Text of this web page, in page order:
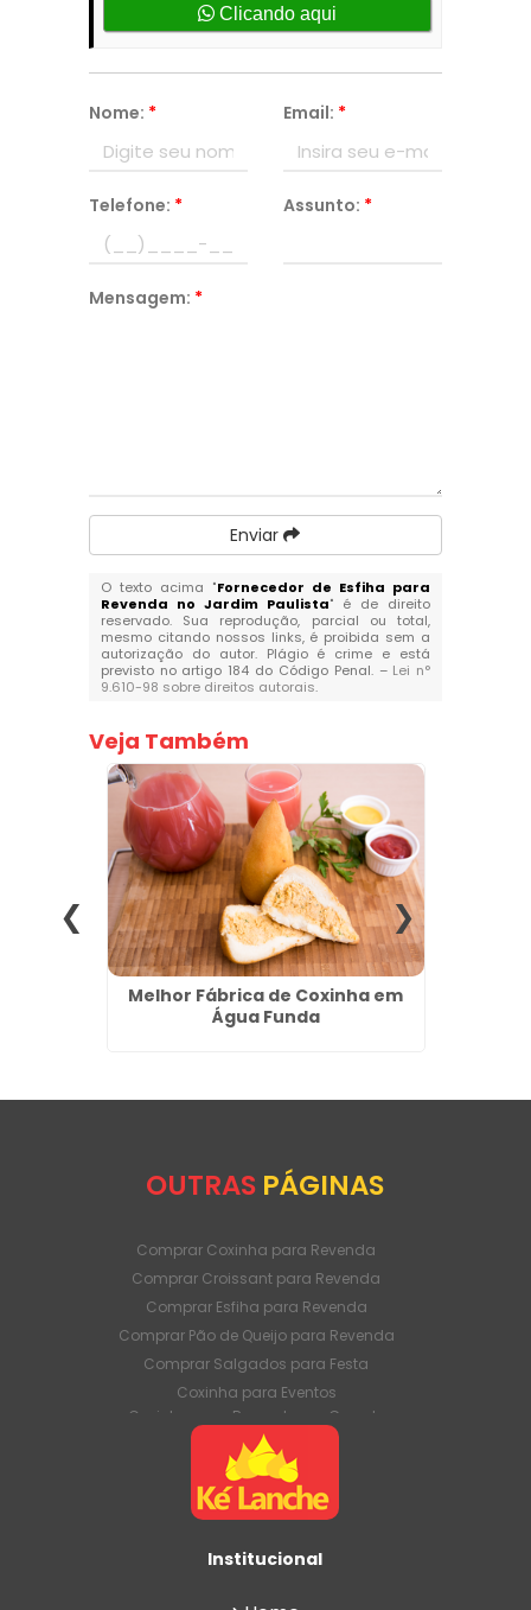
Clicando aqui
Nome: * Email: *
Telefone: * Assunto: *
Mensagem: *
Enviar
O texto acima "Fornecedor de Esfiha para
Revenda no Jardim Paulista" é de direito
reservado. Sua reprodução, parcial ou total,
mesmo citando nossos links, é proibida sem a
autorização do autor. Plágio é crime e está
previsto no artigo 184 do Código Penal. – Lei n°
9.610-98 sobre direitos autorais.
Veja Também
Melhor Fábrica de Coxinha em
Água Funda
OUTRAS PÁGINAS
Comprar Coxinha para Revenda
Comprar Croissant para Revenda
Comprar Esfiha para Revenda
Comprar Pão de Queijo para Revenda
Comprar Salgados para Festa
Coxinha para Eventos
Coxinha para Revenda em Grande
Quantidade
Coxinha para Venda Direto da Fábrica
Coxinha para Venda em Atacado
Croissant para Revenda em Grande
Croissant para Venda Direto da Fábrica
Institucional